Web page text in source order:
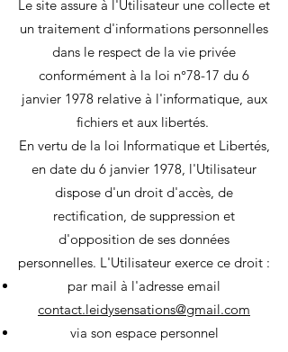
Le site assure à l'Utilisateur une collecte et
un traitement d'informations personnelles
dans le respect de la vie privée
conformément à la loi n°78-17 du 6
janvier 1978 relative à l'informatique, aux
fichiers et aux libertés.
En vertu de la loi Informatique et Libertés,
en date du 6 janvier 1978, l'Utilisateur
dispose d'un droit d'accès, de
rectification, de suppression et
d'opposition de ses données
personnelles. L'Utilisateur exerce ce droit :
par mail à l'adresse email
contact.leidysensations@gmail.com
via son espace personnel